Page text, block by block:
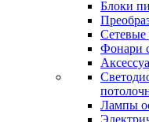
Блоки
Сетевые
Фонари
Лампы